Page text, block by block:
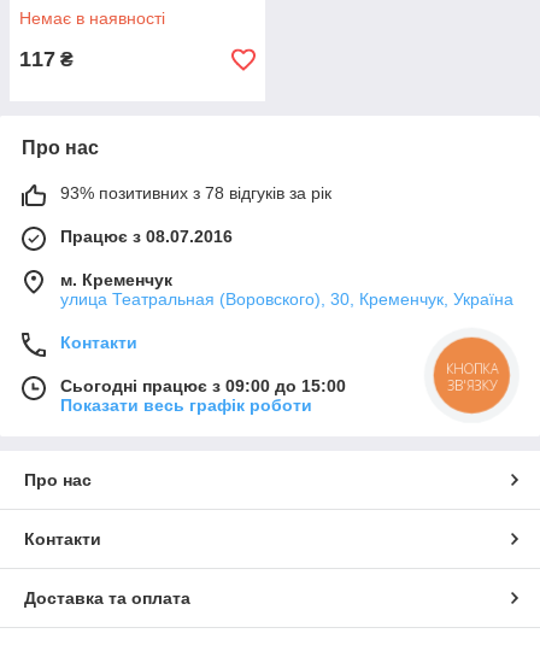
Немає в наявності
117 ₴
Про нас
93% позитивних з 78 відгуків за рік
Працює з 08.07.2016
м. Кременчук
улица Театральная (Воровского), 30, Кременчук, Україна
Контакти
Сьогодні працює з 09:00 до 15:00
Показати весь графік роботи
Про нас
Контакти
Доставка та оплата
КНОПКА
ЗВ'ЯЗКУ